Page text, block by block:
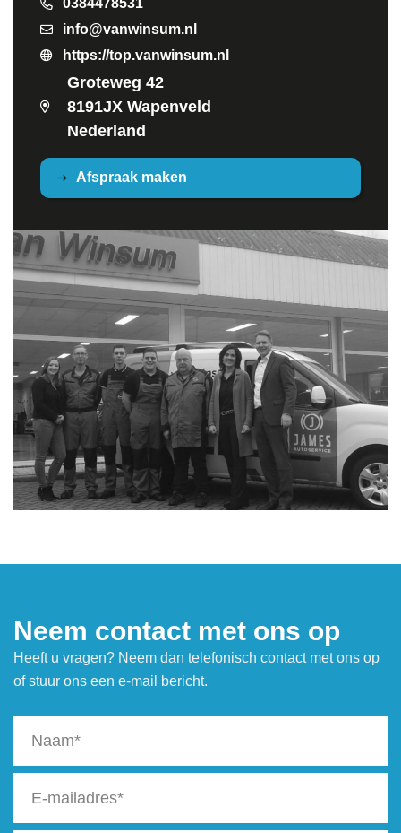
info@vanwinsum.nl
https://top.vanwinsum.nl
Groteweg 42
8191JX Wapenveld
Nederland
Afspraak maken
Neem contact met ons op
Heeft u vragen? Neem dan telefonisch contact met ons op
of stuur ons een e-mail bericht.